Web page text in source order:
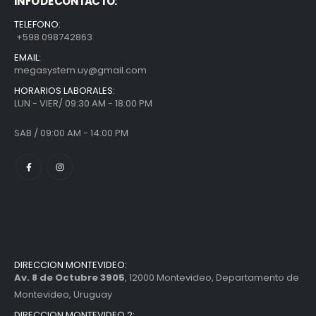
TELEFONO:
+598 098742863
EMAIL:
megasystem.uy@gmail.com
HORARIOS LABORALES:
LUN - VIER/ 09:30 AM - 18:00 PM
SAB / 09:00 AM - 14:00 PM
DIRECCION MONTEVIDEO:
Av. 8 de Octubre 3905, 12000 Montevideo, Departamento de
Montevideo, Uruguay